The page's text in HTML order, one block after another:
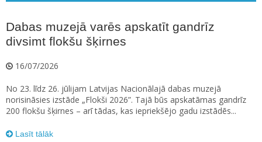
Dabas muzejā varēs apskatīt gandrīz
divsimt flokšu šķirnes
16/07/2026
No 23. līdz 26. jūlijam Latvijas Nacionālajā dabas muzejā
norisināsies izstāde „Flokši 2026”. Tajā būs apskatāmas gandrīz
200 flokšu šķirnes – arī tādas, kas iepriekšējo gadu izstādēs...
Lasīt tālāk